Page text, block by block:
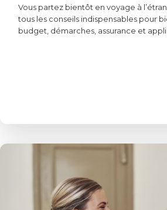
Vous partez bientôt en voyage à
tous les conseils indispensables pour
budget, démarches, assurance et appli